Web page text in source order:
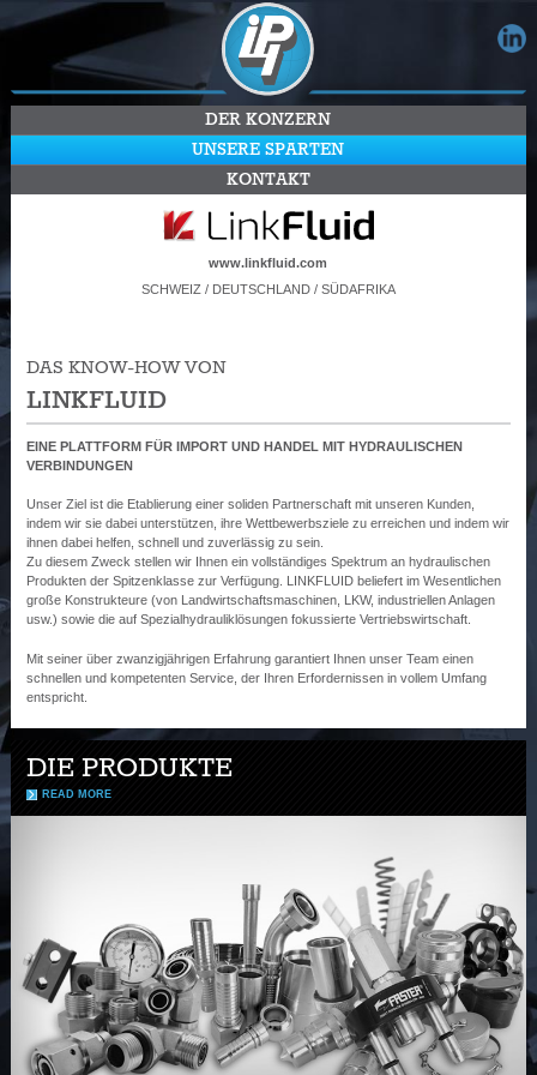
DER KONZERN
UNSERE SPARTEN
KONTAKT
www.linkfluid.com
SCHWEIZ / DEUTSCHLAND / SÜDAFRIKA
DAS KNOW-HOW VON
LINKFLUID
EINE PLATTFORM FÜR IMPORT UND HANDEL MIT HYDRAULISCHEN
VERBINDUNGEN
Unser Ziel ist die Etablierung einer soliden Partnerschaft mit unseren Kunden,
indem wir sie dabei unterstützen, ihre Wettbewerbsziele zu erreichen und indem wir
ihnen dabei helfen, schnell und zuverlässig zu sein.
Zu diesem Zweck stellen wir Ihnen ein vollständiges Spektrum an hydraulischen
Produkten der Spitzenklasse zur Verfügung. LINKFLUID beliefert im Wesentlichen
große Konstrukteure (von Landwirtschaftsmaschinen, LKW, industriellen Anlagen
usw.) sowie die auf Spezialhydrauliklösungen fokussierte Vertriebswirtschaft.
Mit seiner über zwanzigjährigen Erfahrung garantiert Ihnen unser Team einen
schnellen und kompetenten Service, der Ihren Erfordernissen in vollem Umfang
entspricht.
DIE PRODUKTE
READ MORE